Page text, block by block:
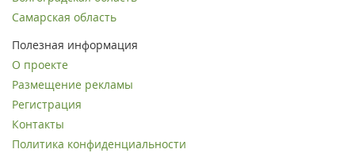
Самарская область
Полезная информация
О проекте
Размещение рекламы
Регистрация
Контакты
Политика конфиденциальности